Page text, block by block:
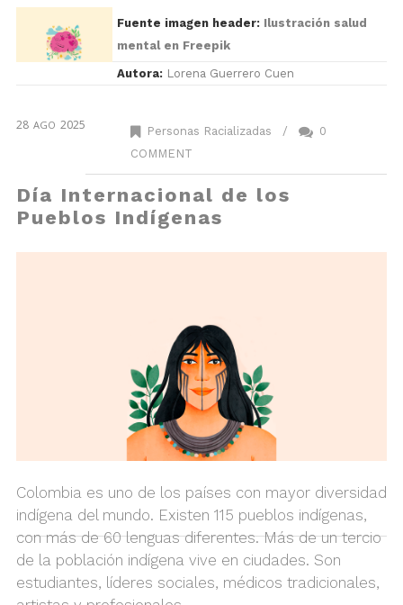
Fuente imagen header: Ilustración salud
mental en Freepik
Autora:Lorena Guerrero Cuen
28 AGO 2025 Personas Racializadas /
0
COMMENT
Día Internacional de los
Pueblos Indígenas
Colombia es uno de los países con mayor diversidad
indígena del mundo. Existen 115 pueblos indígenas,
con más de 60 lenguas diferentes. Más de un tercio
de la población indígena vive en ciudades. Son
estudiantes, líderes sociales, médicos tradicionales,